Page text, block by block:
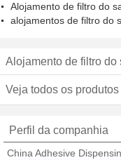
Alojamento de filtro do
alojamentos de filtro do
Alojamento de filtro do
Veja todos os produtos
Perfil da companhia
China Adhesive